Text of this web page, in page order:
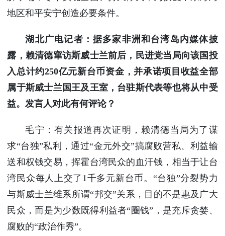
地区和平安宁创造必要条件。
湖北广电记者：据多家非洲和台湾岛内媒体披
露，赖清德窜访斯威士兰前后，民进党当局向该国投
入总计约250亿元新台币资金，并承诺项目收益全部
属于斯威士兰国王及王室，台驻斯代表等也将从中受
益。发言人对此有何评论？
毛宁：有关报道再次证明，赖清德当局为了谋
求“台独”私利，通过“金元外交”搞腐败营私、利益输
送和权钱交易，挥霍台湾民众的血汗钱，相当于让台
湾民众每人上交了1千多元新台币。“台独”分裂势力
与斯威士兰维系所谓“邦交”关系，目的不是惠及广大
民众，而是为少数既得利益者“圈钱”，是充斥贪婪、
腐败的“政治作秀”。